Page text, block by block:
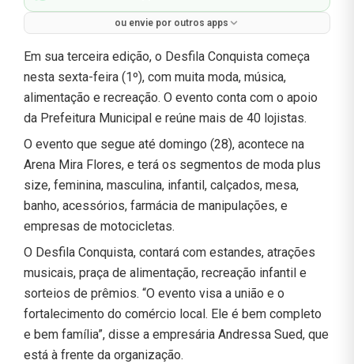
ou envie por outros apps
Em sua terceira edição, o Desfila Conquista começa
nesta sexta-feira (1º), com muita moda, música,
alimentação e recreação. O evento conta com o apoio
da Prefeitura Municipal e reúne mais de 40 lojistas.
O evento que segue até domingo (28), acontece na
Arena Mira Flores, e terá os segmentos de moda plus
size, feminina, masculina, infantil, calçados, mesa,
banho, acessórios, farmácia de manipulações, e
empresas de motocicletas.
O Desfila Conquista, contará com estandes, atrações
musicais, praça de alimentação, recreação infantil e
sorteios de prêmios. “O evento visa a união e o
fortalecimento do comércio local. Ele é bem completo
e bem família”, disse a empresária Andressa Sued, que
está à frente da organização.